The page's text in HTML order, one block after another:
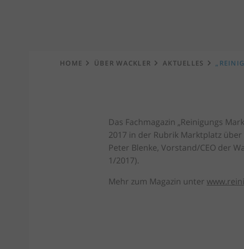
HOME ÜBER WACKLER AKTUELLES
Das Fachmagazin „Reinigungs
2017 in der Rubrik Marktplatz
Peter Blenke, Vorstand/CEO der
1/2017).
Mehr zum Magazin unter